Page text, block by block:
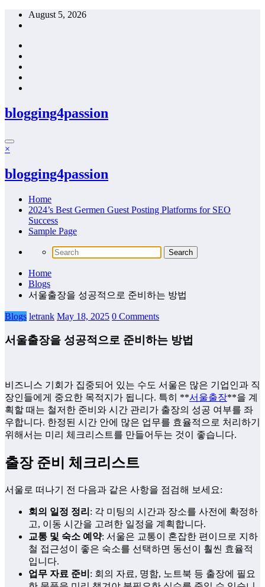
Skip
August 5, 2026
blogging4passion
×
blogging4passion
Home
2024’s Best Germen Guest Posting Platforms for SEO
Success
Sample Page
Home
Blogs
서울출장을 성공적으로 준비하는 방법
Blogs letrank May 18, 2025 0 Comments
서울출장을 성공적으로 준비하는 방법
비즈니스 기회가 집중되어 있는 수도 서울은 많은 기업인과 직
장인들에게 중요한 목적지가 됩니다. 특히 **서울출장**을 계
획할 때는 철저한 준비와 시간 관리가 출장의 성공 여부를 좌
우합니다. 한정된 시간 안에 많은 업무를 효율적으로 처리하기
위해서는 미리 체크리스트를 만들어두는 것이 좋습니다.
출장 준비 체크리스트
서울로 떠나기 전 다음과 같은 사항을 점검해 보세요:
회의 일정 정리 : 각 미팅의 시간과 장소를 사전에 확정하
고, 이동 시간을 고려한 일정을 계획합니다.
교통 및 숙소 예약: 서울은 교통이 혼잡한 편이므로 지하
철 접근성이 좋은 숙소를 선택하면 동선이 훨씬 효율적
입니다.
업무 자료 준비 : 회의 자료, 명함, 노트북 등 출장에 필요